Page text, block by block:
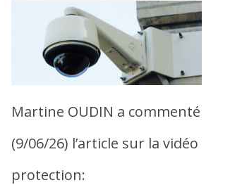
Martine OUDIN a commenté
(9/06/26) l’article sur la vidéo
protection: